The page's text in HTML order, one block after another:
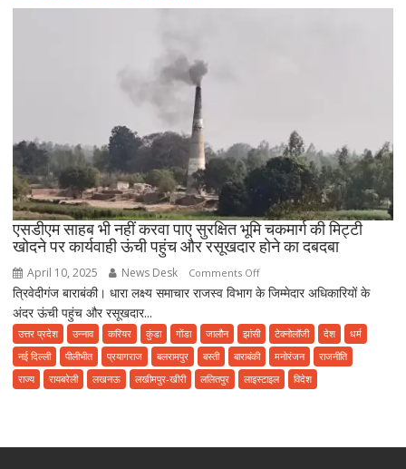
एसडीएम साहब भी नहीं करवा पाए सुरक्षित भूमि चकमार्ग की मिट्टी
खोदने पर कार्यवाही ऊंची पहुंच और रसूखदार होने का दबदबा
April 10, 2025 News Desk Comments Offon
एसडीएम
भी
नहीं
करवा
पाए
चकमार्ग
त्रिवेदीगंज बाराबंकी। धारा लक्ष्य समाचार राजस्व विभाग के जिम्मेदार अधिकारियों के
अंदर ऊंची पहुंच और रसूखदार...
उत्तर प्रदेश उन्नाव करियर कुंडा गोंडा जालौन झांसी टेक्नोलॉजी देश
धर्म
नई दिल्ली
पीलीभीत प्रयागराज बलरामपुर बस्ती बाराबंकी मनोरंजन
राजनीति
राज्य
रायबरेली लखनऊ लखीमपुर-खीरी ललितपुर लाइस्टाइल विदेश